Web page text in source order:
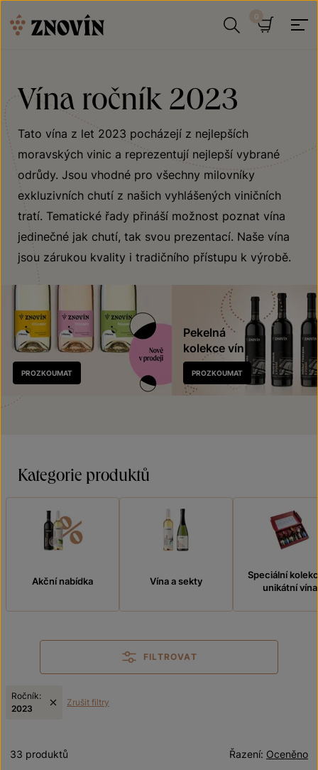
Vína ročník 2023
Tato vína z let 2023 pocházejí z nejlepších
moravských vinic a reprezentují nejlepší vybrané
odrůdy. Jsou vhodné pro všechny milovníky
exkluzivních chutí z našich vyhlášených viničních
tratí. Tematické řady přináší možnost poznat vína
jedinečné jak chutí, tak svou prezentací. Naše vína
jsou zárukou kvality i tradičního přístupu k výrobě.
Nově
v prodeji
PROZKOUMAT
Pekelná
kolekce vín
PROZKOUMAT
Kategorie produktů
Akční nabídka Vína a sekty
Speciální
unikátní vína
FILTROVAT
Ročník:
2023
Zrušit filtry
Oceněno
Řazení:
33 produktů